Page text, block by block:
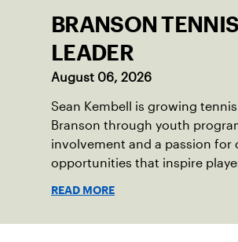
BRANSON TENNIS
LEADER
August 06, 2026
Sean Kembell is growing
Branson through youth
involvement and a passion for
opportunities that inspire
READ MORE